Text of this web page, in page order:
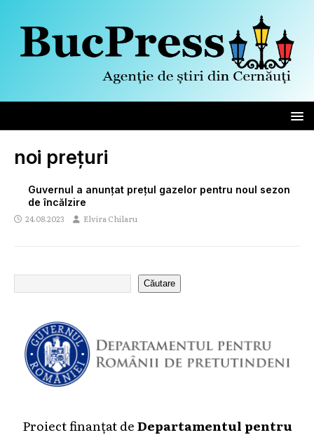
noi prețuri
Guvernul a anunțat prețul gazelor pentru noul sezon
de încălzire
24.08.2023 Elvira Chilaru
Căutare
Proiect finanțat deDepartamentul pentru